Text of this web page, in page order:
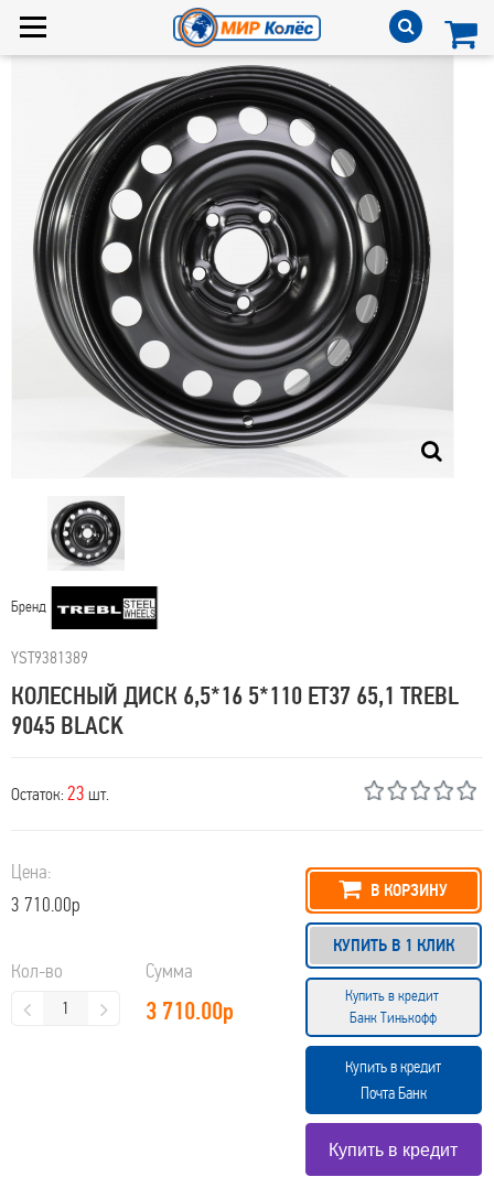
Бренд
YST9381389
КОЛЕСНЫЙ ДИСК 6,5*16 5*110 ET37 65,1 TREBL
9045 BLACK
Остаток: 23 шт.
Цена:
3 710.00р
Кол-во Сумма
3 710.00р
В КОРЗИНУ
КУПИТЬ В 1 КЛИК
Купить в кредит
Банк Тинькофф
Купить в кредит
Почта Банк